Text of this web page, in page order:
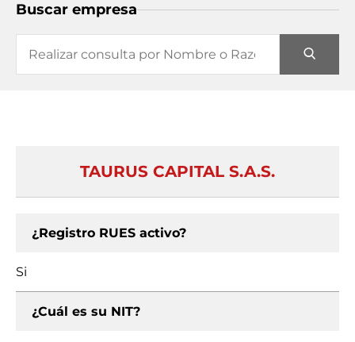
Buscar empresa
TAURUS CAPITAL S.A.S.
¿Registro RUES activo?
Si
¿Cuál es su NIT?